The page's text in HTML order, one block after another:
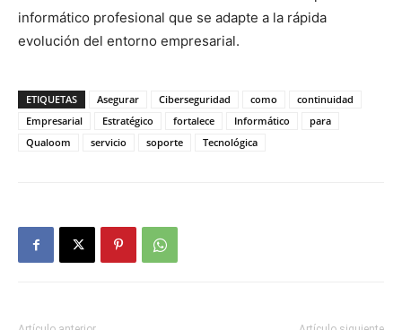
informático profesional que se adapte a la rápida
evolución del entorno empresarial.
ETIQUETAS Asegurar Ciberseguridad como
continuidad
Empresarial
Estratégico fortalece Informático
para
Qualoom
servicio soporte Tecnológica